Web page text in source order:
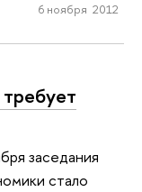
6 ноября 2012
заседания
стало